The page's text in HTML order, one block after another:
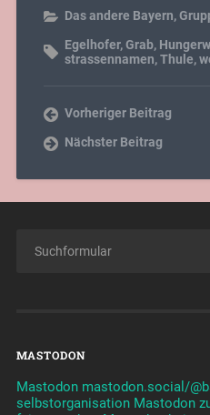
Das andere Bayern,
Egelhofer,Grab,
strassennamen,Thule,
Vorheriger Beitrag
Nächster Beitrag
MASTODON
Mastodon mastodon.social/
selbstorganisation Mastodon